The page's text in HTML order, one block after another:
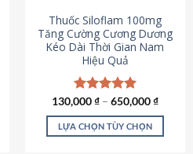
được
chọn
trên
trang
sản
phẩm
Thuốc Siloflam 100mg
Tăng Cường Cương Dương
Kéo Dài Thời Gian Nam
Hiệu Quả
Được xếp
hạng5.00
5 sao
130,000₫ – 650,000₫
LỰA CHỌN TÙY CHỌN